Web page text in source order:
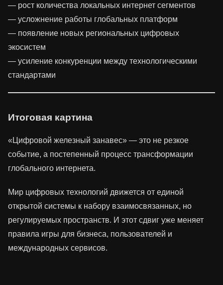
— рост количества локальных интернет сегментов
— усложнение работы глобальных платформ
— появление новых региональных цифровых
экосистем
— усиление конкуренции между технологическими
стандартами
Итоговая картина
«Цифровой железный занавес» — это не резкое
событие, а постепенный процесс трансформации
глобального интернета.
Мир цифровых технологий движется от единой
открытой системы к набору взаимосвязанных, но
регулируемых пространств. И этот сдвиг уже меняет
правила игры для бизнеса, пользователей и
международных сервисов.